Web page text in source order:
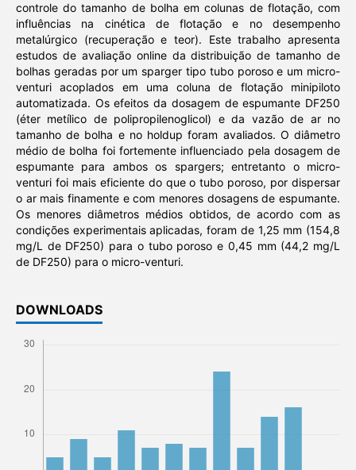
controle do tamanho de bolha em colunas de flotação, com
influências na cinética de flotação e no desempenho
metalúrgico (recuperação e teor). Este trabalho apresenta
estudos de avaliação online da distribuição de tamanho de
bolhas geradas por um sparger tipo tubo poroso e um micro-
venturi acoplados em uma coluna de flotação minipiloto
automatizada. Os efeitos da dosagem de espumante DF250
(éter metílico de polipropilenoglicol) e da vazão de ar no
tamanho de bolha e no holdup foram avaliados. O diâmetro
médio de bolha foi fortemente influenciado pela dosagem de
espumante para ambos os spargers; entretanto o micro-
venturi foi mais eficiente do que o tubo poroso, por dispersar
o ar mais finamente e com menores dosagens de espumante.
Os menores diâmetros médios obtidos, de acordo com as
condições experimentais aplicadas, foram de 1,25 mm (154,8
mg/L de DF250) para o tubo poroso e 0,45 mm (44,2 mg/L
de DF250) para o micro-venturi.
DOWNLOADS